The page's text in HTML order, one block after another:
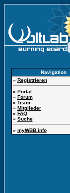
Navigation
» Registrieren
» Portal
» Forum
» Team
» Mitglieder
» FAQ
» Suche
» myWBB.info